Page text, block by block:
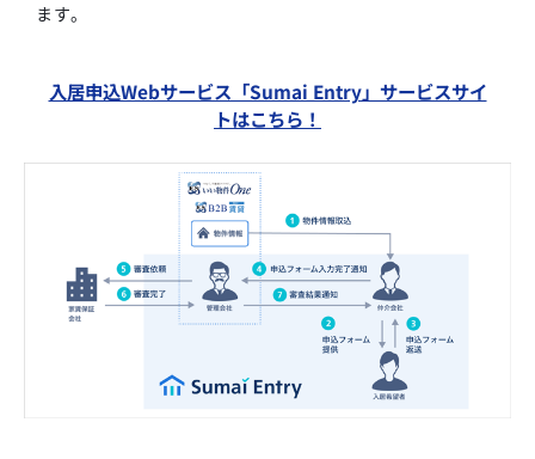
ます。
入居申込Webサービス「Sumai Entry」サービスサイ
トはこちら！